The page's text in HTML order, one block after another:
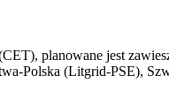
planowane jest
Polska (Litgrid-PSE),